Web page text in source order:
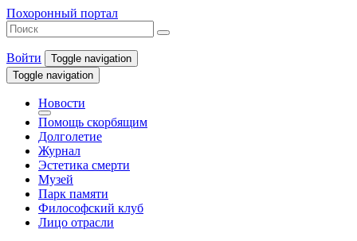
Похоронный портал
Войти
Toggle navigation
Toggle navigation
Новости
Помощь скорбящим
Долголетие
Журнал
Эстетика смерти
Музей
Парк памяти
Философский клуб
Лицо отрасли